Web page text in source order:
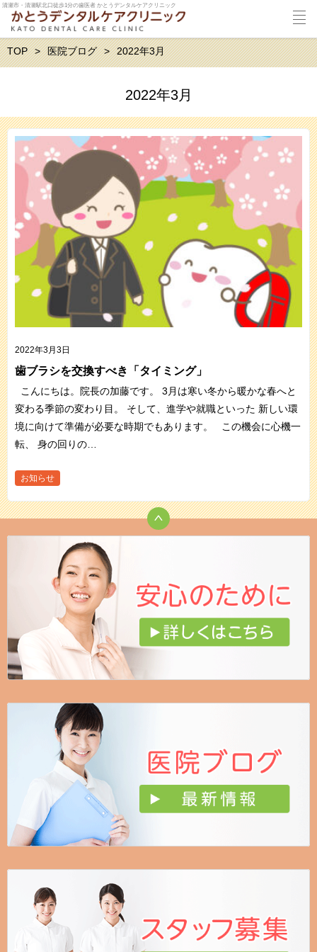
清瀬市・清瀬駅北口徒歩1分の歯医者 かとうデンタルケアクリニック
TOP 医院ブログ 2022年3月
2022年3月
2022年3月3日
歯ブラシを交換すべき「タイミング」
こんにちは。院長の加藤です。 3月は寒い冬から暖かな春へと
変わる季節の変わり目。 そして、進学や就職といった 新しい環
境に向けて準備が必要な時期でもあります。 この機会に心機一
転、 身の回りの…
お知らせ